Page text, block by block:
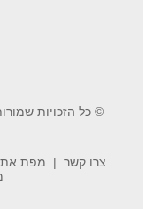
© כל הזכויות
צרו קשר מפת